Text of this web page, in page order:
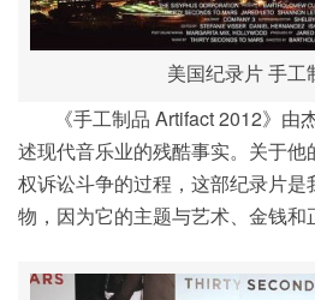
美国纪录片 手工
《手工制品 Artifact 2012》由
述现代音乐业的残酷事实。关于他
权诉讼斗争的过程，这部纪录片
物，因为它的主题与艺术、金钱和